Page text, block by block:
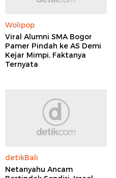
Wolipop
Viral Alumni SMA Bogor
Pamer Pindah ke AS Demi
Kejar Mimpi, Faktanya
Ternyata
detikBali
Netanyahu Ancam